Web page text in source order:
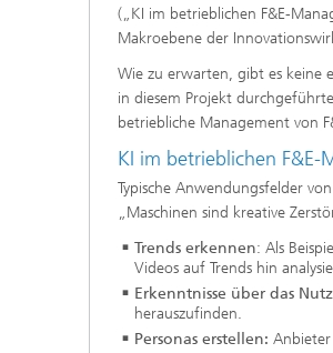
(„KI im betrieblichen F&E-
Makroebene der
Wie zu erwarten, gibt es keine
in diesem Projekt
betriebliche Management von
KI im betrieblichen F&E-
Typische Anwendungsfelder
„Maschinen sind kreative
Trends erkennen: Als
Videos auf Trends hin
Erkenntnisse über das
herauszufinden.
Personas erstellen: